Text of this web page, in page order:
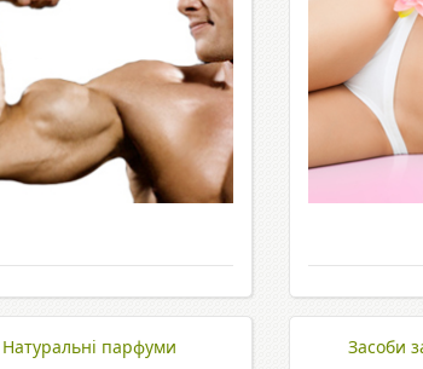
Натуральні парфуми Засоби